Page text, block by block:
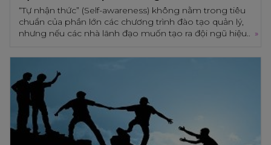
“Tự nhận thức” (Self-awareness) không nằm trong tiêu
chuẩn của phần lớn các chương trình đào tạo quản lý,
nhưng nếu các nhà lãnh đạo muốn tạo ra đội ngũ hiệu
thì nên đưa “Tự nhận thức” vào hành trình nâng tầm
»
nhiều hơn một tấm bằng MBA?
“Tự nhận thức” (Self-awareness) không nằm trong tiêu
chuẩn của phần lớn các chương trình đào tạo quản lý,
nhưng nếu các nhà lãnh đạo muốn tạo ra đội ngũ hiệu quả
với những con người luôn nỗ lực mang lại kết quả, thì nên